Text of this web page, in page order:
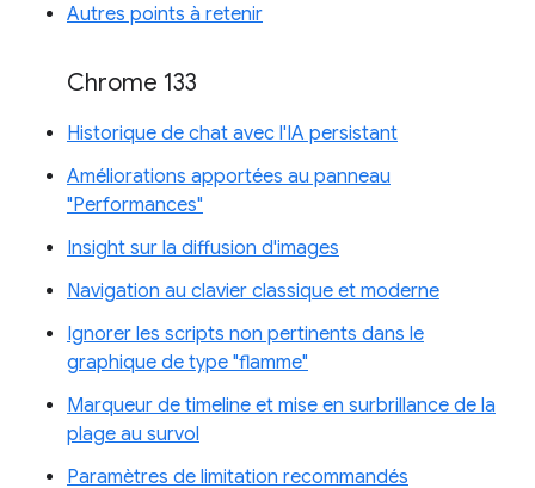
Autres points à retenir
Chrome 133
Historique de chat avec l'IA persistant
Améliorations apportées au panneau
"Performances"
Insight sur la diffusion d'images
Navigation au clavier classique et moderne
Ignorer les scripts non pertinents dans le
graphique de type "flamme"
Marqueur de timeline et mise en surbrillance de la
plage au survol
Paramètres de limitation recommandés